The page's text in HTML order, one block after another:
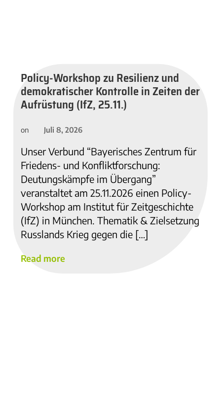
Policy-Workshop zu Resilienz und
demokratischer Kontrolle in Zeiten der
Aufrüstung (IfZ, 25.11.)
on Juli 8, 2026
Unser Verbund “Bayerisches Zentrum für
Friedens- und Konfliktforschung:
Deutungskämpfe im Übergang”
veranstaltet am 25.11.2026 einen Policy-
Workshop am Institut für Zeitgeschichte
(IfZ) in München. Thematik & Zielsetzung
Russlands Krieg gegen die […]
Read more